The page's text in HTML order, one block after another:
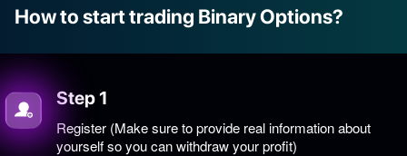
How to start trading Binary Options?
Step 1
Register (Make sure to provide real information about
yourself so you can withdraw your profit)